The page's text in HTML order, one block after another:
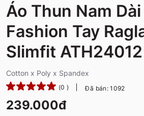
Áo Thun Nam
Fashion Tay
Slimfit ATH24012
Cotton x Poly x Spandex
(0 ) Đã bán: 1092
239.000đ